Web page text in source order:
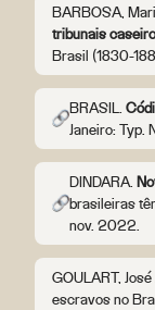
BARBOSA,
tribunais
Brasil (1830-
BRASIL.
Janeiro: Typ.
DINDARA.
brasileiras
nov. 2022.
GOULART, José
escravos no